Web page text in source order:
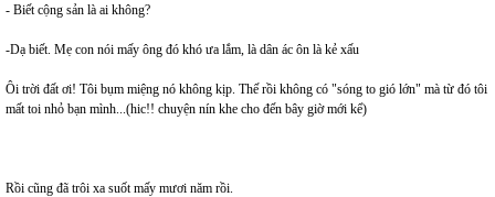
- Biết cộng sản là ai không?
-Dạ biết. Mẹ con nói mấy ông đó khó ưa lắm, là dân ác ôn là kẻ xấu
Ôi trời đất ơi! Tôi bụm miệng nó không kịp. Thế rồi không có "sóng to gió lớn" mà từ đó tôi
mất toi nhỏ bạn mình...(hic!! chuyện nín khe cho đến bây giờ mới kể)
Rồi cũng đã trôi xa suốt mấy mươi năm rồi.